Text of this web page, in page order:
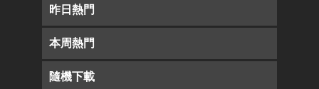
昨日熱門
本周熱門
隨機下載